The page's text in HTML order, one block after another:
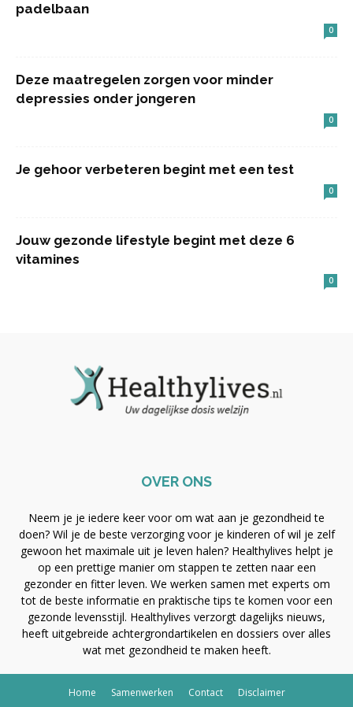
padelbaan
0
Deze maatregelen zorgen voor minder
depressies onder jongeren
0
Je gehoor verbeteren begint met een test
0
Jouw gezonde lifestyle begint met deze 6
vitamines
0
OVER ONS
Neem je je iedere keer voor om wat aan je gezondheid te
doen? Wil je de beste verzorging voor je kinderen of wil je zelf
gewoon het maximale uit je leven halen? Healthylives helpt je
op een prettige manier om stappen te zetten naar een
gezonder en fitter leven. We werken samen met experts om
tot de beste informatie en praktische tips te komen voor een
gezonde levensstijl. Healthylives verzorgt dagelijks nieuws,
heeft uitgebreide achtergrondartikelen en dossiers over alles
wat met gezondheid te maken heeft.
Home Samenwerken Contact Disclaimer